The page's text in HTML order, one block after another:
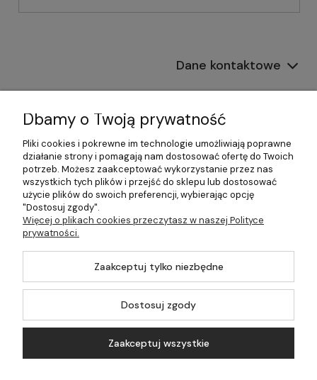
Dane kontaktowe
Informacje
Płatności i dostawa
Pomoc
Moje konto
©2026 Wszelkie Prawa Zastrzeżone | 499.pl - najlepszy sklep z
Dbamy o Twoją prywatność
Pliki cookies i pokrewne im technologie umożliwiają poprawne
działanie strony i pomagają nam dostosować ofertę do Twoich
potrzeb. Możesz zaakceptować wykorzystanie przez nas
wszystkich tych plików i przejść do sklepu lub dostosować
użycie plików do swoich preferencji, wybierając opcję
"Dostosuj zgody".
Więcej o plikach cookies przeczytasz w naszej Polityce
prywatności.
Zaakceptuj tylko niezbędne
Dostosuj zgody
Zaakceptuj wszystkie